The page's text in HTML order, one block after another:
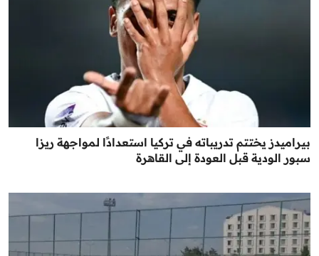
بيراميدز يختتم تدريباته في تركيا استعدادًا لمواجهة ريزا
سبور الودية قبل العودة إلى القاهرة